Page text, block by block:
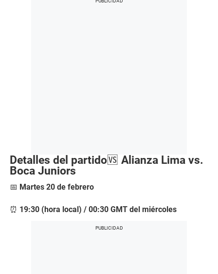
Detalles del partido🆚 Alianza Lima vs.
Boca Juniors
📅 Martes 20 de febrero
⏰ 19:30 (hora local) / 00:30 GMT del miércoles